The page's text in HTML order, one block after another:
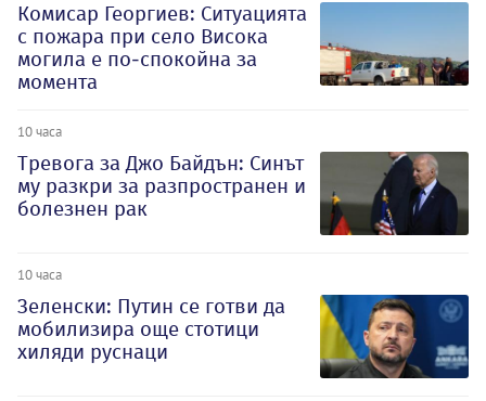
Комисар Георгиев: Ситуацията
с пожара при село Висока
могила е по-спокойна за
момента
10 часа
Тревога за Джо Байдън: Синът
му разкри за разпространен и
болезнен рак
10 часа
Зеленски: Путин се готви да
мобилизира още стотици
хиляди руснаци